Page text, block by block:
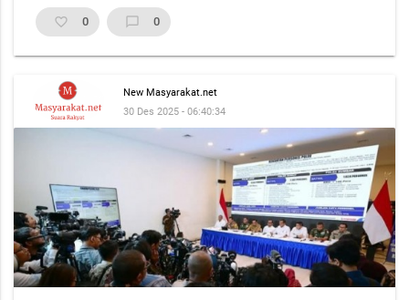
favorite_border 0 chat_bubble_outline 0
New Masyarakat.net
30 Des 2025 - 06:40:34